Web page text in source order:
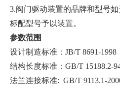
3.阀门驱动装置的品牌和型号
标配型号予以装置。
参数范围
设计制造标准：JB/T 8691-1998
结构长度标准：GB/T 15188.2-
法兰连接标准: GB/T 9113.1-